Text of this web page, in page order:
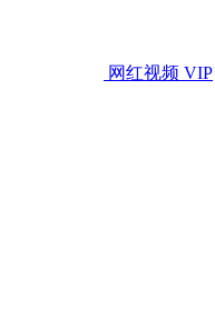
网红视频 VIP